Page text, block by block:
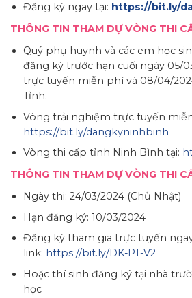
Đăng ký ngay tại: https://bit.ly/
THÔNG TIN THAM DỰ VÒNG THI
Quý phụ huynh và các em học
đăng ký trước hạn cuối ngày 05/
trực tuyến miễn phí và 08/04/
Tỉnh.
Vòng trải nghiệm trực tuyến
https://bit.ly/dangkyninhbinh
Vòng thi cấp tỉnh Ninh Bình tại:
THÔNG TIN THAM DỰ VÒNG THI
Ngày thi: 24/03/2024 (Chủ Nhật)
Hạn đăng ký: 10/03/2024
Đăng ký tham gia trực tuyến
link: https://bit.ly/DK-PT-V2
Hoặc thí sinh đăng ký tại nhà
học